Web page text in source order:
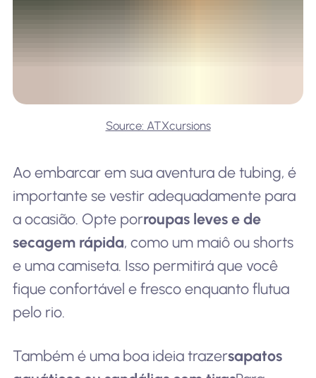
Source: ATXcursions
Ao embarcar em sua aventura de tubing, é
importante se vestir adequadamente para
a ocasião. Opte porroupas leves e de
secagem rápida, como um maiô ou shorts
e uma camiseta. Isso permitirá que você
fique confortável e fresco enquanto flutua
pelo rio.
Também é uma boa ideia trazersapatos